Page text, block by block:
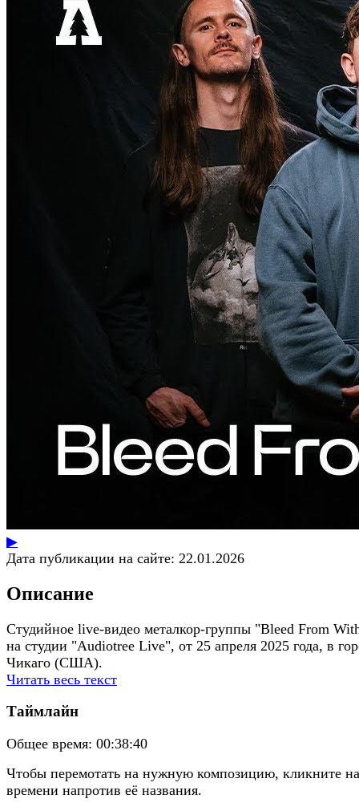
▶
Дата публикации на сайте: 22.01.2026
Описание
Студийное live-видео металкор-группы "Bleed From
на студии "Audiotree Live", от 25 апреля 2025 года, в
Чикаго (США).
Читать весь текст
Таймлайн
Общее время: 00:38:40
Чтобы перемотать на нужную композицию, кликните на
времени напротив её названия.